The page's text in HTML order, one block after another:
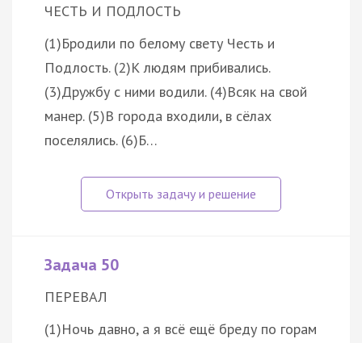
ЧЕСТЬ И ПОДЛОСТЬ
(1)Бродили по белому свету Честь и
Подлость. (2)К людям прибивались.
(3)Дружбу с ними водили. (4)Всяк на свой
манер. (5)В города входили, в сёлах
поселялись. (6)Б…
Задача 50
ПЕРЕВАЛ
(1)Ночь давно, а я всё ещё бреду по горам